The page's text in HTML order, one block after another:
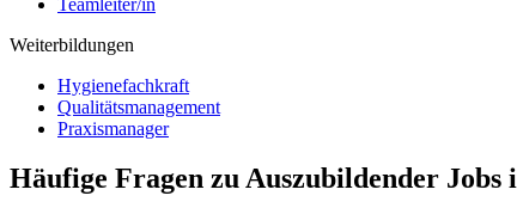
Weiterbildungen
Hygienefachkraft
Qualitätsmanagement
Praxismanager
Häufige Fragen zu Auszubildender Jobs